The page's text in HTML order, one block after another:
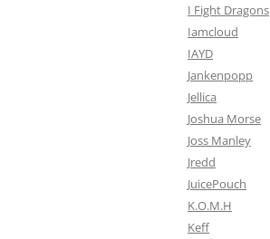
I Fight Dragons
Iamcloud
IAYD
Jankenpopp
Jellica
Joshua Morse
Joss Manley
Jredd
JuicePouch
K.O.M.H
Keff